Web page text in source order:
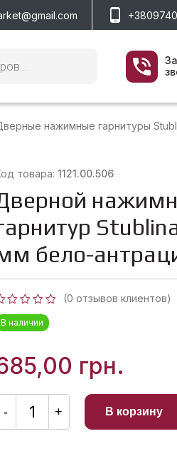
нажимные гарнитуры
товара: 1121.00.506
бело-
(0 отзывов клиентов)
В наличии
грн.
-
Количество
товара
Дверной
нажимной
+ В корзину